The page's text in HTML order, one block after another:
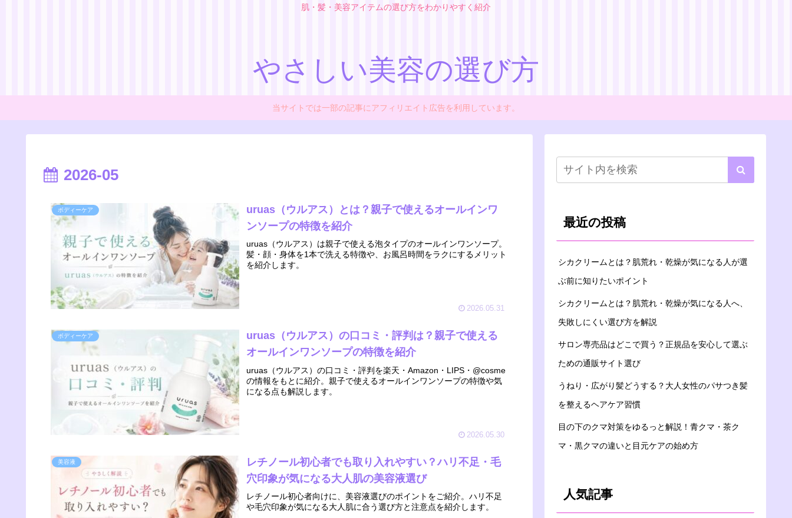
肌・髪・美容アイテムの選び方をわかりやすく紹介
やさしい美容の選び方
当サイトでは一部の記事にアフィリエイト広告を利用しています。
2026-05
ボディーケア
uruas（ウルアス）とは？親子で使えるオールインワ
ンソープの特徴を紹介
uruas（ウルアス）は親子で使える泡タイプのオールインワンソープ。
髪・顔・身体を1本で洗える特徴や、お風呂時間をラクにするメリット
を紹介します。
2026.05.31
ボディーケア
uruas（ウルアス）の口コミ・評判は？親子で使える
オールインワンソープの特徴を紹介
uruas（ウルアス）の口コミ・評判を楽天・Amazon・LIPS・@cosme
の情報をもとに紹介。親子で使えるオールインワンソープの特徴や気
になる点も解説します。
2026.05.30
美容液
レチノール初心者でも取り入れやすい？ハリ不足・毛
穴印象が気になる大人肌の美容液選び
レチノール初心者向けに、美容液選びのポイントをご紹介。ハリ不足
や毛穴印象が気になる大人肌に合う選び方と注意点を紹介します。
最近の投稿
シカクリームとは？肌荒れ・乾燥が気になる人が選
ぶ前に知りたいポイント
シカクリームとは？肌荒れ・乾燥が気になる人へ、
失敗しにくい選び方を解説
サロン専売品はどこで買う？正規品を安心して選ぶ
ための通販サイト選び
うねり・広がり髪どうする？大人女性のパサつき髪
を整えるヘアケア習慣
目の下のクマ対策をゆるっと解説！青クマ・茶ク
マ・黒クマの違いと目元ケアの始め方
人気記事